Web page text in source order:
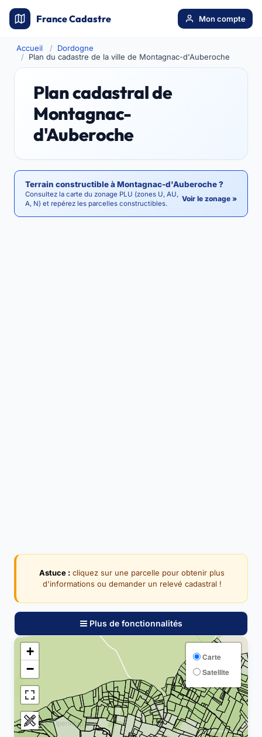
France Cadastre Mon compte
Accueil
Dordogne
Plan du cadastre de la ville de Montagnac-d'Auberoche
Plan cadastral de
Montagnac-
d'Auberoche
Terrain constructible à Montagnac-d'Auberoche ?
Consultez la carte du zonage PLU (zones U, AU,
A, N) et repérez les parcelles constructibles.
Voir le zonage »
Astuce : cliquez sur une parcelle pour obtenir plus
d'informations ou demander un relevé cadastral !
Plus de fonctionnalités
+
−
Carte
Satellite